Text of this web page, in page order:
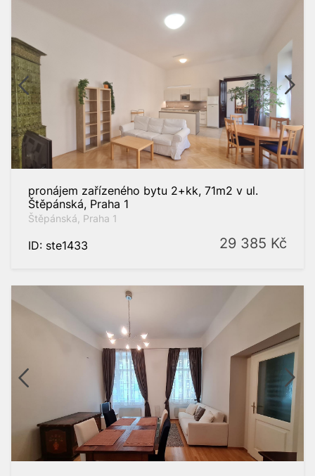
Praha - západ
Praha 2
Praha 4
Praha 6
Praha 8
Praha 10
Zahraniční
nemovitosti
pronájem zařízeného bytu 2+kk, 71m2 v ul.
Štěpánská, Praha 1
Štěpánská, Praha 1
ID: ste1433 29 385 Kč